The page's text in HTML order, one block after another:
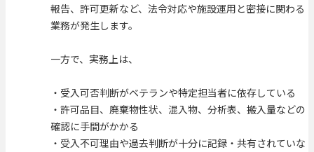
報告、許可更新など、法令対応や施設運用と密接に関わる
業務が発生します。
一方で、実務上は、
・受入可否判断がベテランや特定担当者に依存している
・許可品目、廃棄物性状、混入物、分析表、搬入量などの
確認に手間がかかる
・受入不可理由や過去判断が十分に記録・共有されていな